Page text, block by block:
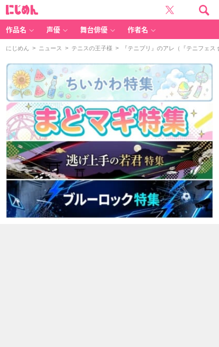
作品名 声優 舞台俳優 作者名
にじめん > ニュース > テニスの王子様 > 『テニプリ』のアレ（『テニフェス